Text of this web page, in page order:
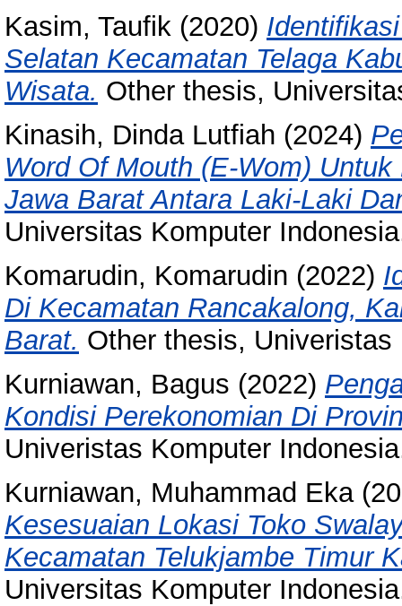
Kasim, Taufik (2020)
Selatan Kecamatan Telaga
Wisata. Other thesis,
Kinasih, Dinda Lutfiah (2024)
Word Of Mouth (E-Wom)
Jawa Barat Antara Laki-Laki
Universitas Komputer
Komarudin, Komarudin (2022)
Di Kecamatan Rancakalong,
Barat. Other thesis,
Kurniawan, Bagus (2022)
Kondisi Perekonomian Di
Univeristas Komputer
Kurniawan, Muhammad Eka
Kesesuaian Lokasi Toko
Kecamatan Telukjambe Timur
Universitas Komputer